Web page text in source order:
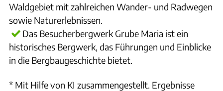
Waldgebiet mit zahlreichen Wander- und Radwegen
sowie Naturerlebnissen.
Das Besucherbergwerk Grube Maria ist ein
historisches Bergwerk, das Führungen und Einblicke
in die Bergbaugeschichte bietet.
* Mit Hilfe von KI zusammengestellt. Ergebnisse